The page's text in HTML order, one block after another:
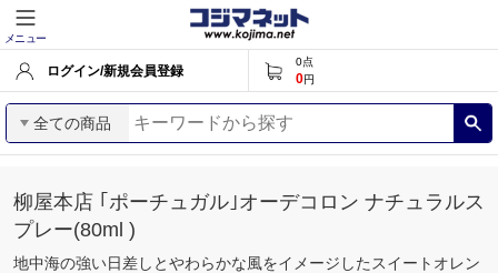
メニュー
ログイン/新規会員登録
0点
0円
全ての商品
柳屋本店 ｢ポーチュガル｣オーデコロン ナチュラルス
プレー(80ml )
地中海の強い日差しとやわらかな風をイメージしたスイートオレン